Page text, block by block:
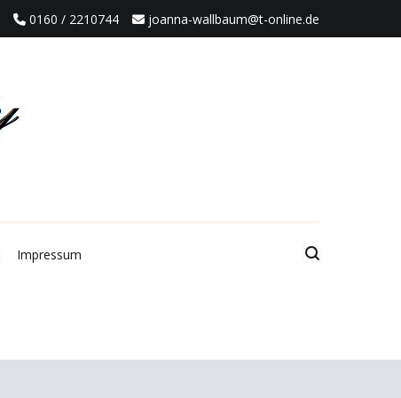
0160 / 2210744 joanna-wallbaum@t-online.de
Impressum